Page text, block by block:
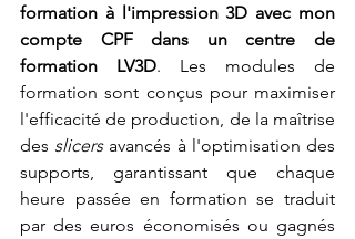
formation à l'impression 3D avec mon
compte CPF dans un centre de
formation LV3D. Les modules de
formation sont conçus pour maximiser
l'efficacité de production, de la maîtrise
des slicers avancés à l'optimisation des
supports, garantissant que chaque
heure passée en formation se traduit
par des euros économisés ou gagnés